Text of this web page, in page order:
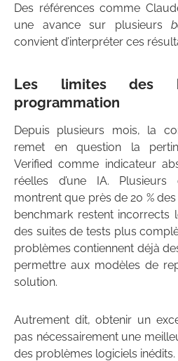
Des références comme
une avance sur plusieurs
convient d’interpréter ces
Les limites des
programmation
Depuis plusieurs mois, la
remet en question la
Verified comme indicateur
réelles d’une IA. Plusieurs
montrent que près de 20 %
benchmark restent incorrects
des suites de tests plus
problèmes contiennent déjà
permettre aux modèles de
solution.
Autrement dit, obtenir un
pas nécessairement une
des problèmes logiciels inédits.